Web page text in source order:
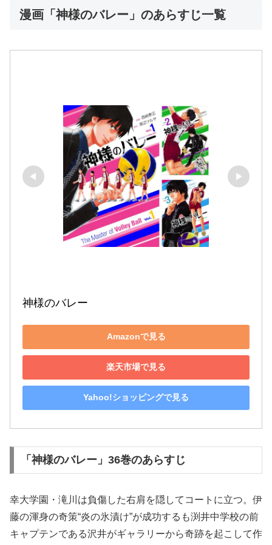
漫画「神様のバレー」のあらすじ一覧
神様のバレー
Amazonで見る
楽天市場で見る
Yahoo!ショッピングで見る
「神様のバレー」36巻のあらすじ
幸大学園・滝川は負傷した右肩を隠してコートに立つ。伊
藤の渾身の奇策“炎の氷漬け”が成功するも渕井中学校の前
キャプテンである沢井がギャラリーから奇跡を起こして作